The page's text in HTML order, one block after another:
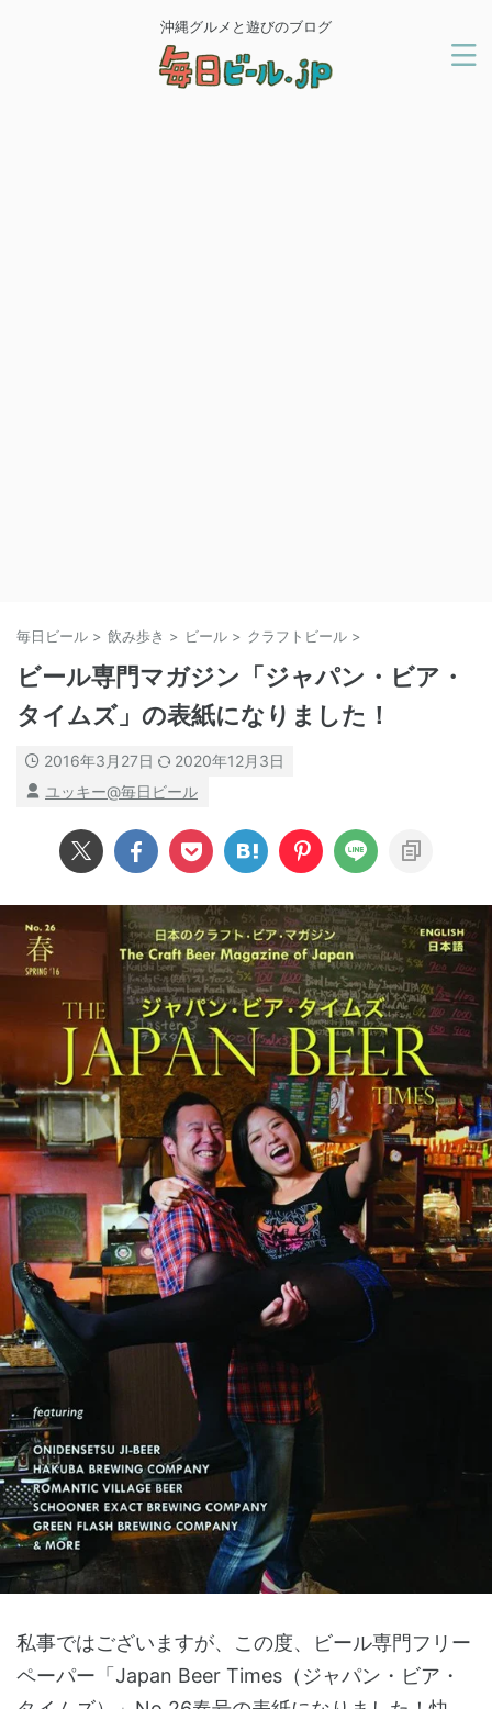
沖縄グルメと遊びのブログ
毎日ビール > 飲み歩き > ビール > クラフトビール >
ビール専門マガジン「ジャパン・ビア・
タイムズ」の表紙になりました！
2016年3月27日
2020年12月3日
ユッキー@毎日ビール
私事ではございますが、この度、ビール専門フリー
ペーパー「Japan Beer Times（ジャパン・ビア・